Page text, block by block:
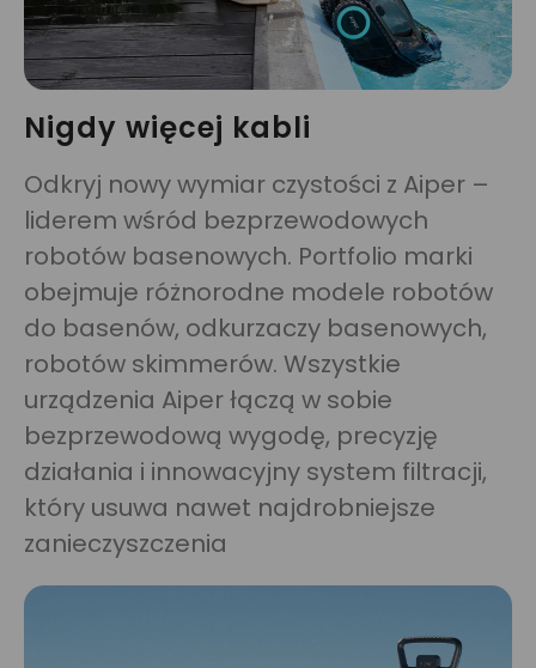
Nigdy więcej kabli
Odkryj nowy wymiar czystości z Aiper –
liderem wśród bezprzewodowych
robotów basenowych. Portfolio marki
obejmuje różnorodne modele robotów
do basenów, odkurzaczy basenowych,
robotów skimmerów. Wszystkie
urządzenia Aiper łączą w sobie
bezprzewodową wygodę, precyzję
działania i innowacyjny system filtracji,
który usuwa nawet najdrobniejsze
zanieczyszczenia